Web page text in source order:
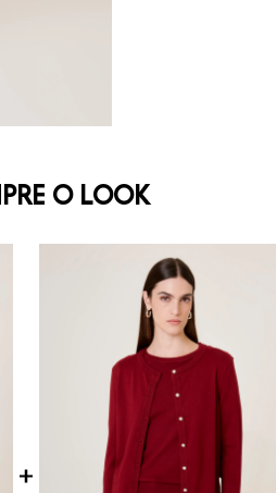
O LOOK